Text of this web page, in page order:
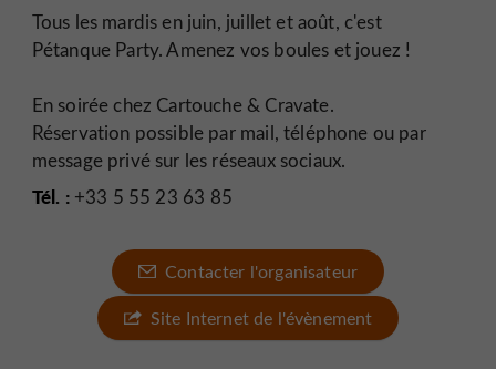
Tous les mardis en juin, juillet et août, c'est
Pétanque Party. Amenez vos boules et jouez !
En soirée chez Cartouche & Cravate.
Réservation possible par mail, téléphone ou par
message privé sur les réseaux sociaux.
Tél. :+33 5 55 23 63 85
Contacter l'organisateur
Site Internet de l'évènement